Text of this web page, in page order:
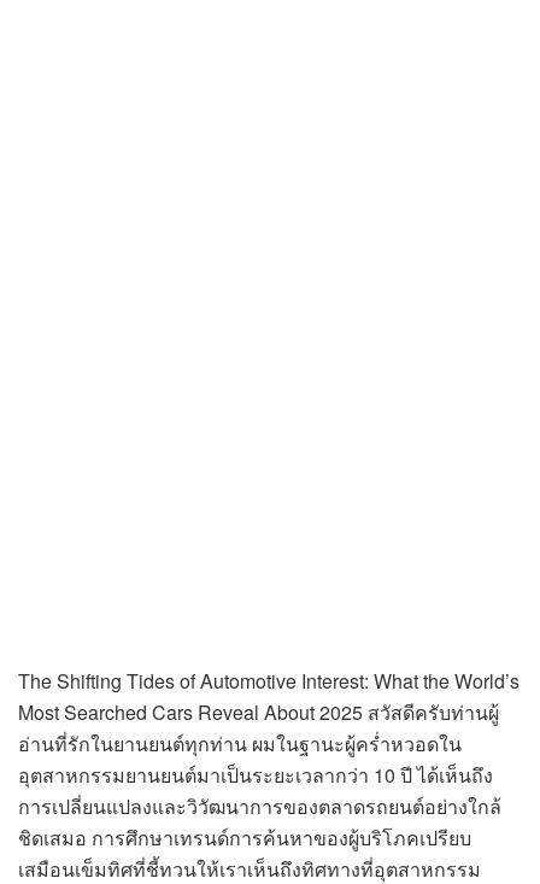
The Shifting Tides of Automotive Interest: What the World’s
Most Searched Cars Reveal About 2025 สวัสดีครับท่านผู้
อ่านที่รักในยานยนต์ทุกท่าน ผมในฐานะผู้คร่ำหวอดใน
อุตสาหกรรมยานยนต์มาเป็นระยะเวลากว่า 10 ปี ได้เห็นถึง
การเปลี่ยนแปลงและวิวัฒนาการของตลาดรถยนต์อย่างใกล้
ชิดเสมอ การศึกษาเทรนด์การค้นหาของผู้บริโภคเปรียบ
เสมือนเข็มทิศที่ชี้ทวนให้เราเห็นถึงทิศทางที่อุตสาหกรรม